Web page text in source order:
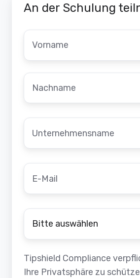
An der Schulung
Vorname
Nachname
Unternehmensname
E-
Mail *
Schlungsdatum
*
Tipshield Compliance
Ihre Privatsphäre zu